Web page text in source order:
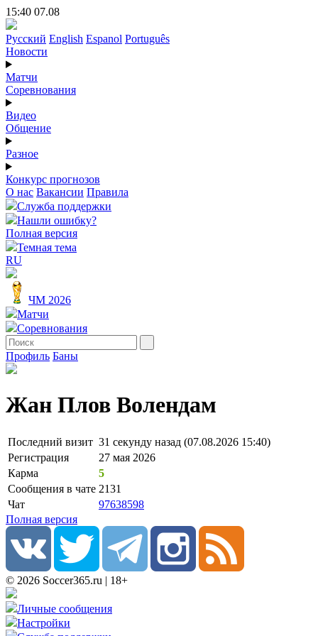
15:40 07.08
Русский English Espanol Português
Новости
Матчи
Соревнования
Видео
Общение
Разное
Конкурс прогнозов
О нас Вакансии Правила
Служба поддержки
Нашли ошибку?
Полная версия
Темная тема
RU
ЧМ 2026
Матчи
Соревнования
Профиль Баны
Жан Плов Волендам
Последний визит 31 секунду назад (07.08.2026 15:40)
Регистрация
27 мая 2026
Карма
5
Сообщения в чате 2131
Чат
97638598
Полная версия
© 2026 Soccer365.ru | 18+
Личные сообщения
Настройки